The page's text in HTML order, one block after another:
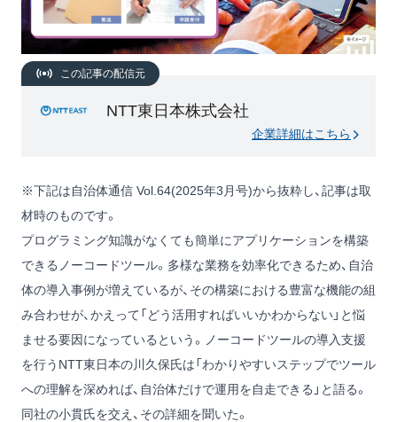
この記事の配信元
NTT東日本株式会社
企業詳細はこちら
※下記は自治体通信 Vol.64(2025年3月号)から抜粋し、記事は取
材時のものです。
プログラミング知識がなくても簡単にアプリケーションを構築
できるノーコードツール。多様な業務を効率化できるため、自治
体の導入事例が増えているが、その構築における豊富な機能の組
み合わせが、かえって「どう活用すればいいかわからない」と悩
ませる要因になっているという。ノーコードツールの導入支援
を行うNTT東日本の川久保氏は「わかりやすいステップでツール
への理解を深めれば、自治体だけで運用を自走できる」と語る。
同社の小貫氏を交え、その詳細を聞いた。